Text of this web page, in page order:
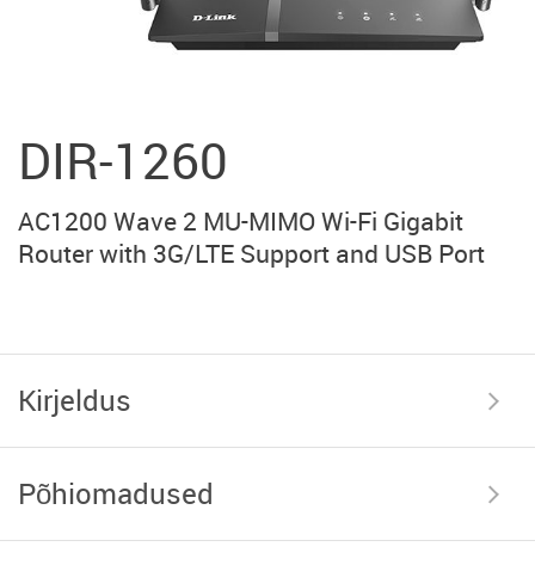
DIR-1260
AC1200 Wave 2 MU-MIMO Wi-Fi Gigabit
Router with 3G/LTE Support and USB Port
Kirjeldus
Põhiomadused